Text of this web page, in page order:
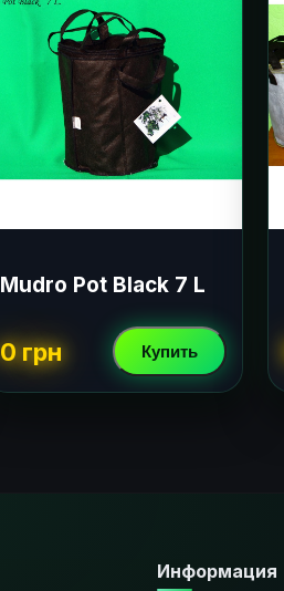
Mudro Pot Black 7 L
0 грн Купить
Информация